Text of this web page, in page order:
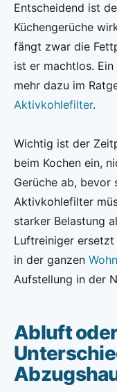
Entscheidend ist
Küchengerüche
fängt zwar die
ist er machtlos.
mehr dazu im
Aktivkohlefilter.
Wichtig ist der
beim Kochen ein,
Gerüche ab, bevor
Aktivkohlefilter
starker Belastung
Luftreiniger
in der ganzen
Aufstellung in der
Abluft